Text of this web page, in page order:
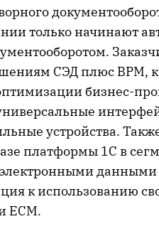
только начинают
СЭД плюс BPM,
бизнес-
устройства.
платформы 1С в
к использованию
ЕСМ.